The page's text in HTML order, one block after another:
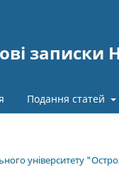
записки
Подання статей
університету